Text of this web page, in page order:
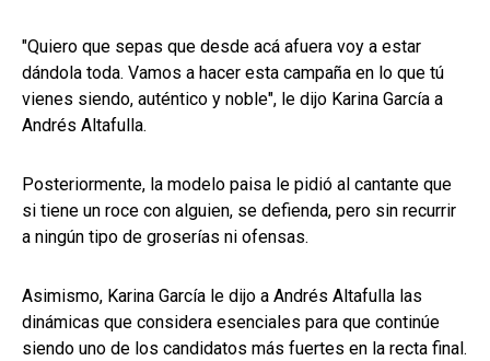
"Quiero que sepas que desde acá afuera voy a estar
dándola toda. Vamos a hacer esta campaña en lo que tú
vienes siendo, auténtico y noble", le dijo Karina García a
Andrés Altafulla.
Posteriormente, la modelo paisa le pidió al cantante que
si tiene un roce con alguien, se defienda, pero sin recurrir
a ningún tipo de groserías ni ofensas.
Asimismo, Karina García le dijo a Andrés Altafulla las
dinámicas que considera esenciales para que continúe
siendo uno de los candidatos más fuertes en la recta final.